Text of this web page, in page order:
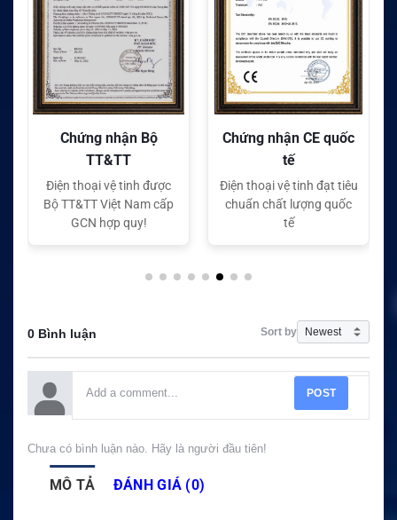
Chứng nhận Bộ
TT&TT
Điện thoại vệ tinh được
Bộ TT&TT Việt Nam cấp
GCN hợp quy!
Chứng nhận CE quốc
tế
Điện thoại vệ tinh đạt tiêu
chuẩn chất lượng quốc
tế
0 Bình luận Sort by
POST
Chưa có bình luận nào. Hãy là người đầu tiên!
MÔ TẢ ĐÁNH GIÁ (0)